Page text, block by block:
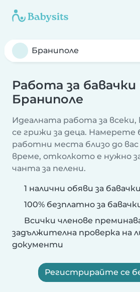
Работа за бавачки
Браниполе
Идеалната работа за всеки,
се грижи за деца. Намерете
работни места близо до
време, отколкото е нужно
чанта за пелени.
1 налични обяви за
100% безплатно за
Всички членове
задължителна проверка на
документи
Регистрирайте се